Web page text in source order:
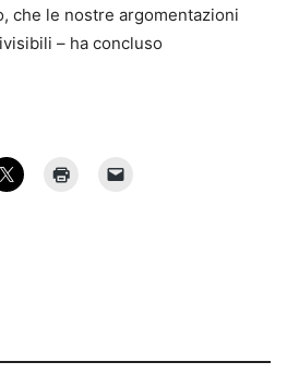
che le nostre argomentazioni
– ha concluso